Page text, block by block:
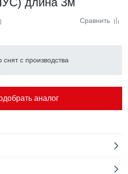
Сравнить
снят с производства
аналог